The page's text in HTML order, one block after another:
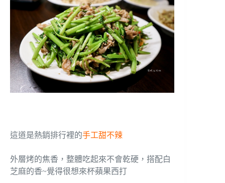
這道是熱銷排行裡的手工甜不辣
外層烤的焦香，整體吃起來不會乾硬，搭配白
芝麻的香~覺得很想來杯蘋果西打